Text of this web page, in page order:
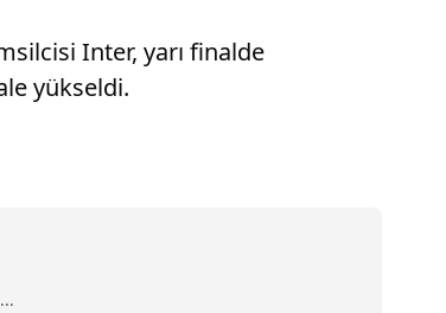
Inter, yarı finalde
yükseldi.